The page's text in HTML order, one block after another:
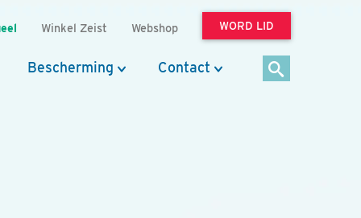
Winkel Zeist Webshop WORD LID
Bescherming Contact